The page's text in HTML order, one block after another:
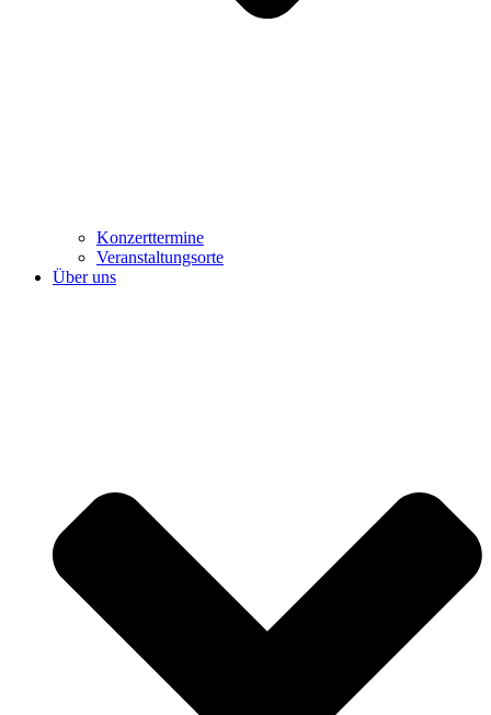
Konzerttermine
Veranstaltungsorte
Über uns